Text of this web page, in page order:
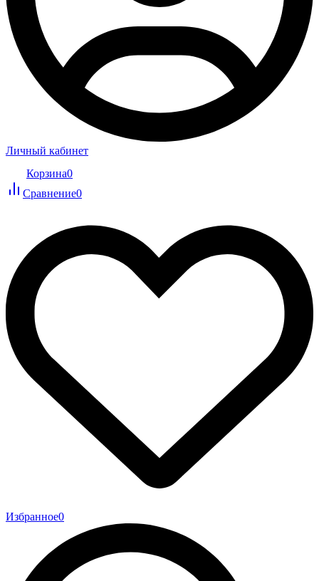
Личный кабинет
Корзина0
Сравнение0
Избранное0